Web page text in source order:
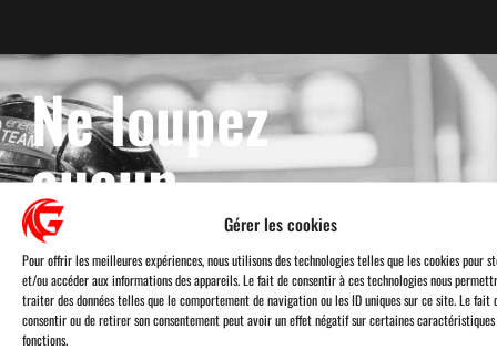
Gérer les cookies
Pour offrir les meilleures expériences, nous utilisons des technologies telles que les cookies pour
et/ou accéder aux informations des appareils. Le fait de consentir à ces technologies nous
traiter des données telles que le comportement de navigation ou les ID uniques sur ce site. Le fait
consentir ou de retirer son consentement peut avoir un effet négatif sur certaines
fonctions.
Ne loupez
aucun
match !